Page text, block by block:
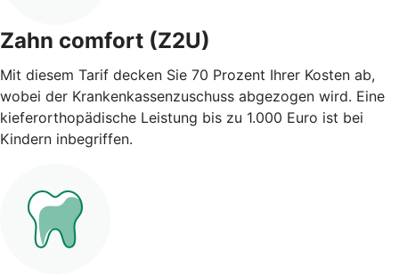
Zahn comfort (Z2U)
Mit diesem Tarif decken Sie 70 Prozent Ihrer Kosten ab,
wobei der Krankenkassenzuschuss abgezogen wird. Eine
kieferorthopädische Leistung bis zu 1.000 Euro ist bei
Kindern inbegriffen.